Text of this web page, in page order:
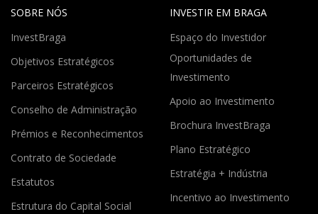
SOBRE NÓS
InvestBraga
Objetivos Estratégicos
Parceiros Estratégicos
Conselho de Administração
Prémios e Reconhecimentos
Contrato de Sociedade
Estatutos
Estrutura do Capital Social
INVESTIR EM BRAGA
Espaço do Investidor
Oportunidades de
Investimento
Apoio ao Investimento
Brochura InvestBraga
Plano Estratégico
Estratégia + Indústria
Incentivo ao Investimento